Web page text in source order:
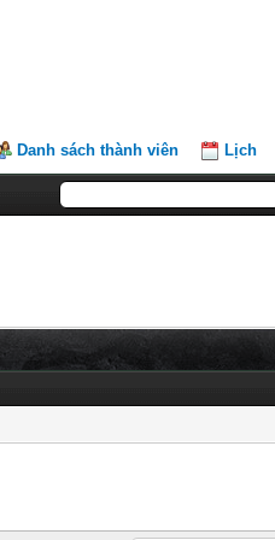
Danh sách thành viên Lịch